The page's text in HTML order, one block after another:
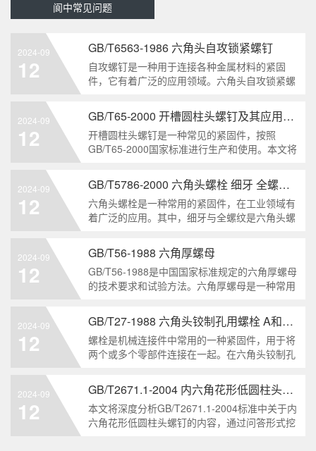
阆中常见问题
2024-09
12
GB/T6563-1986 六角头自攻锁紧螺钉
自攻螺钉是一种用于连接各种金属材料的紧固
件，它有着广泛的应用领域。六角头自攻锁紧螺
标准。本文将深度分析这种螺钉的特点、应用以
及制造要求等相关知识点，为读者提供全面的了
解。1. 六角头自
2024-09
12
GB/T65-2000 开槽圆柱头螺钉及其应用领域
开槽圆柱头螺钉是一种常见的紧固件，按照
GB/T65-2000国家标准进行生产和使用。本文将
领域，帮助读者更好地了解和应用该种螺钉。什
么是GB/T65-2000 开槽圆柱头螺钉？GB/T65-
200
2024-09
12
GB/T5786-2000 六角头螺栓 细牙 全螺纹——工业重要性和特点
六角头螺栓是一种常用的紧固件，在工业领域有
着广泛的应用。其中，细牙与全螺纹是六角头螺
两个方面，对GB/T5786-2000标准下的六角头螺
栓 细牙 全螺纹进行深度分析和知识挖掘。什么
是GB/T57
2024-09
12
GB/T56-1988 六角厚螺母
GB/T56-1988是中国国家标准规定的六角厚螺母
的技术要求和试验方法。六角厚螺母是一种常用
用于需要更大的力矩和耐久性的紧固装配。六角
厚螺母的材料和制造工艺六角厚螺母通常由低碳
钢、中碳钢或合金钢
2024-09
12
GB/T27-1988 六角头铰制孔用螺栓 A和B级
螺栓是机械连接件中常用的一种紧固件，用于将
两个或多个零部件连接在一起。在六角头铰制孔
级和B级两种。下面我们来分析一下这两种级别
的螺栓有哪些区别。1. A级和B级的定义和标准
有什么不同?A级和B级是
2024-09
12
GB/T2671.1-2004 内六角花形低圆柱头螺钉
本文将深度分析GB/T2671.1-2004标准中关于内
六角花形低圆柱头螺钉的内容，通过问答形式挖